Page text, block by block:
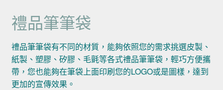
禮品筆筆袋
禮品筆筆袋有不同的材質，能夠依照您的需求挑選皮製、
紙製、塑膠、矽膠、毛氈等各式禮品筆筆袋，輕巧方便攜
帶，您也能夠在筆袋上面印刷您的LOGO或是圖樣，達到
更加的宣傳效果。